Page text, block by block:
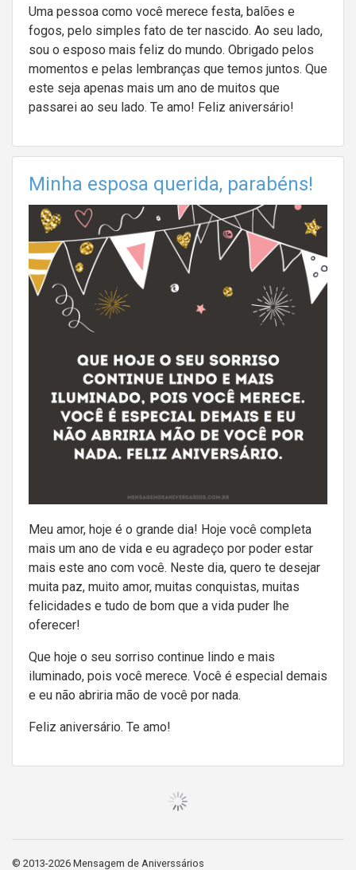
Uma pessoa como você merece festa, balões e
fogos, pelo simples fato de ter nascido. Ao seu lado,
sou o esposo mais feliz do mundo. Obrigado pelos
momentos e pelas lembranças que temos juntos. Que
este seja apenas mais um ano de muitos que
passarei ao seu lado. Te amo! Feliz aniversário!
Minha esposa querida, parabéns!
Meu amor, hoje é o grande dia! Hoje você completa
mais um ano de vida e eu agradeço por poder estar
mais este ano com você. Neste dia, quero te desejar
muita paz, muito amor, muitas conquistas, muitas
felicidades e tudo de bom que a vida puder lhe
oferecer!
Que hoje o seu sorriso continue lindo e mais
iluminado, pois você merece. Você é especial demais
e eu não abriria mão de você por nada.
Feliz aniversário. Te amo!
Carregar mais
© 2013-2026 Mensagem de Aniverssários